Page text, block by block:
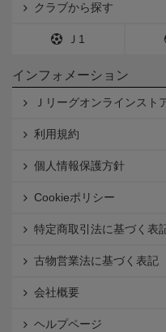
クラブから探す
Ｊ1
インフォメーション
Ｊリーグオンラインスト
利用規約
個人情報保護方針
Cookieポリシー
特定商取引法に基づく表
古物営業法に基づく表記
会社概要
ヘルプページ